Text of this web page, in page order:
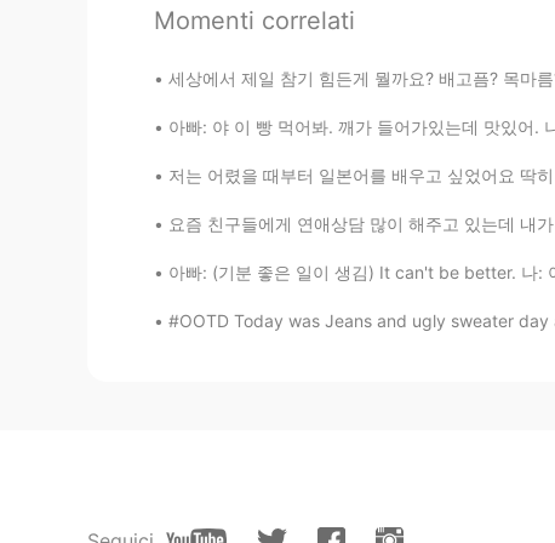
KR JP
아이들 보면 기분이 좋죠. 순수한 모
KR JP
우와.. 언어 가능 수 실화인가요ㄷㄷ
Momenti correlati
세상에서 제일 참기 힘든게 뭘까요? 배고픔? 목마름? 잠? 웃음? 눈물?
아빠: 야 이 빵 먹어봐. 깨가 들어가있는데 맛있어. 나: 나 지금 너무
저는 어렸을 때부터 일본어를 배우고 싶었어요 딱히 특별한 이유는 없었고 그냥
요즘 친구들에게 연애상담 많이 해주고 있는데 내가 하는 얘기 듣기 싫으면서
아빠: (기분 좋은 일이 생김) It can't be better. 나: 아빠
#OOTD Today was Jeans and ugly sweater